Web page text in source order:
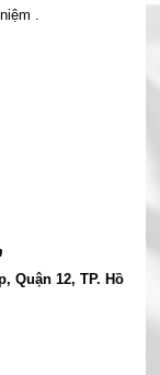
.
Quận 12, TP. Hồ